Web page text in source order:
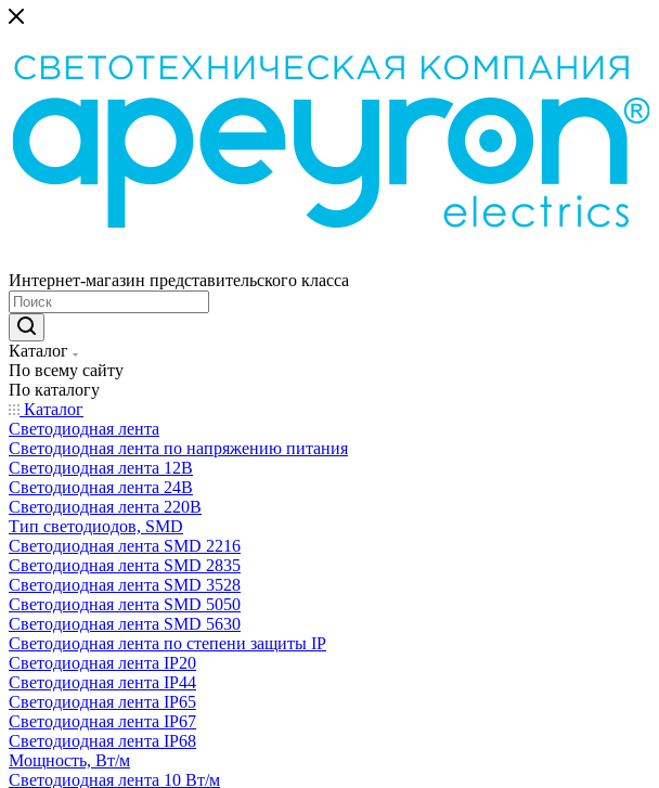
Интернет-магазин представительского класса
Каталог
По всему сайту
По каталогу
Каталог
Светодиодная лента
Светодиодная лента по напряжению питания
Светодиодная лента 12В
Светодиодная лента 24В
Светодиодная лента 220В
Тип светодиодов, SMD
Cветодиодная лента SMD 2216
Светодиодная лента SMD 2835
Светодиодная лента SMD 3528
Светодиодная лента SMD 5050
Светодиодная лента SMD 5630
Светодиодная лента по степени защиты IP
Светодиодная лента IP20
Светодиодная лента IP44
Светодиодная лента IP65
Светодиодная лента IP67
Светодиодная лента IP68
Мощность, Вт/м
Светодиодная лента 10 Вт/м